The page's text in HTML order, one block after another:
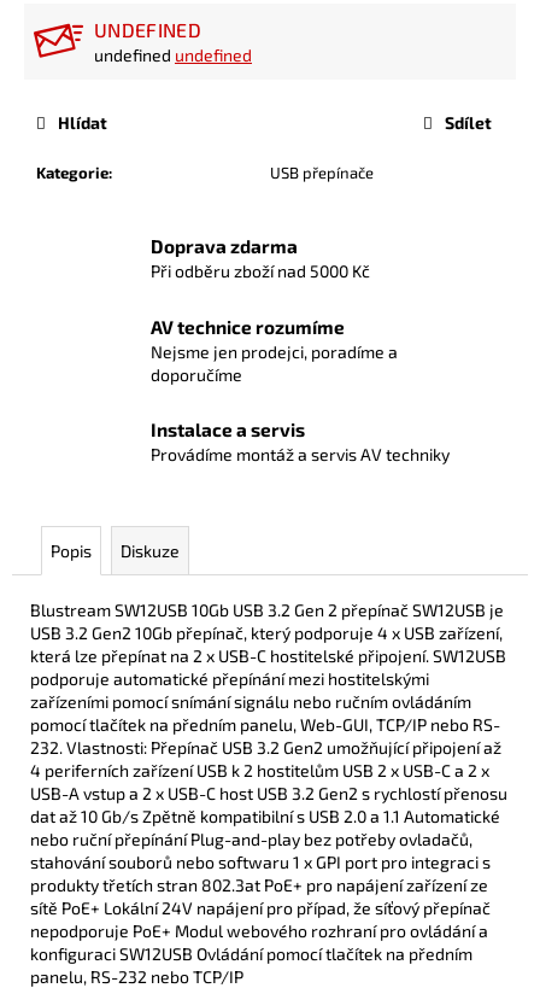
UNDEFINED
undefined undefined
Kategorie: USB přepínače
Hlídat Sdílet
Doprava zdarma
Při odběru zboží nad 5000 Kč
AV technice rozumíme
Nejsme jen prodejci, poradíme a
doporučíme
Instalace a servis
Provádíme montáž a servis AV techniky
Popis Diskuze
Blustream SW12USB 10Gb USB 3.2 Gen 2 přepínač SW12USB je
USB 3.2 Gen2 10Gb přepínač, který podporuje 4 x USB zařízení,
která lze přepínat na 2 x USB-C hostitelské připojení. SW12USB
podporuje automatické přepínání mezi hostitelskými
zařízeními pomocí snímání signálu nebo ručním ovládáním
pomocí tlačítek na předním panelu, Web-GUI, TCP/IP nebo RS-
232. Vlastnosti: Přepínač USB 3.2 Gen2 umožňující připojení až
4 periferních zařízení USB k 2 hostitelům USB 2 x USB-C a 2 x
USB-A vstup a 2 x USB-C host USB 3.2 Gen2 s rychlostí přenosu
dat až 10 Gb/s Zpětně kompatibilní s USB 2.0 a 1.1 Automatické
nebo ruční přepínání Plug-and-play bez potřeby ovladačů,
stahování souborů nebo softwaru 1 x GPI port pro integraci s
produkty třetích stran 802.3at PoE+ pro napájení zařízení ze
sítě PoE+ Lokální 24V napájení pro případ, že síťový přepínač
nepodporuje PoE+ Modul webového rozhraní pro ovládání a
konfiguraci SW12USB Ovládání pomocí tlačítek na předním
panelu, RS-232 nebo TCP/IP